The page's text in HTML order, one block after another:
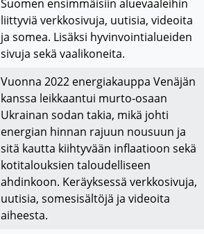
Suomen ensimmäisiin aluevaaleihin
liittyviä verkkosivuja, uutisia, videoita
ja somea. Lisäksi hyvinvointialueiden
sivuja sekä vaalikoneita.
Vuonna 2022 energiakauppa Venäjän
kanssa leikkaantui murto-osaan
Ukrainan sodan takia, mikä johti
energian hinnan rajuun nousuun ja
sitä kautta kiihtyvään inflaatioon sekä
kotitalouksien taloudelliseen
ahdinkoon. Keräyksessä verkkosivuja,
uutisia, somesisältöjä ja videoita
aiheesta.